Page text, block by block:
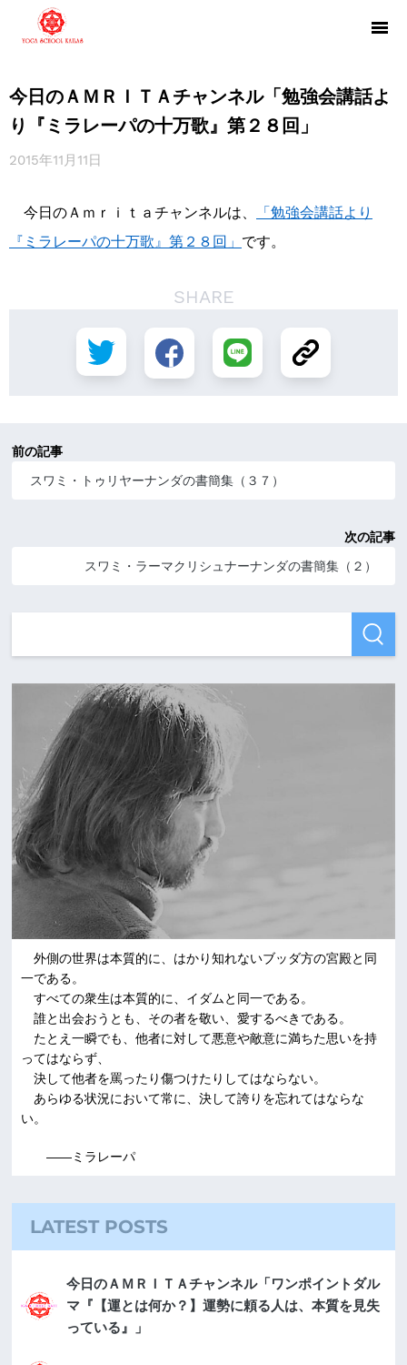
今日のＡＭＲＩＴＡチャンネル「勉強会講話よ
り『ミラレーパの十万歌』第２８回」
2015年11月11日
今日のＡｍｒｉｔａチャンネルは、
「勉強会講話より
『ミラレーパの十万歌』第２８回」 です。
SHARE
前の記事
スワミ・トゥリヤーナンダの書簡集（３７）
次の記事
スワミ・ラーマクリシュナーナンダの書簡集（２）
外側の世界は本質的に、はかり知れないブッダ方の宮殿と同
一である。
すべての衆生は本質的に、イダムと同一である。
誰と出会おうとも、その者を敬い、愛するべきである。
たとえ一瞬でも、他者に対して悪意や敵意に満ちた思いを持
ってはならず、
決して他者を罵ったり傷つけたりしてはならない。
あらゆる状況において常に、決して誇りを忘れてはならな
い。
――ミラレーパ
LATEST POSTS
今日のＡＭＲＩＴＡチャンネル「ワンポイントダル
マ『【運とは何か？】運勢に頼る人は、本質を見失
っている』」